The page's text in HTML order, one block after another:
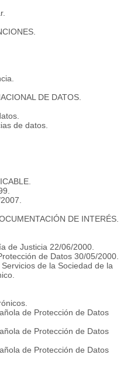
DE DATOS.
de datos.
DE INTERÉS.
de Justicia 22/06/2000.
de Datos 30/05/2000.
de la Sociedad de la
de Protección de Datos
de Protección de Datos
de Protección de Datos